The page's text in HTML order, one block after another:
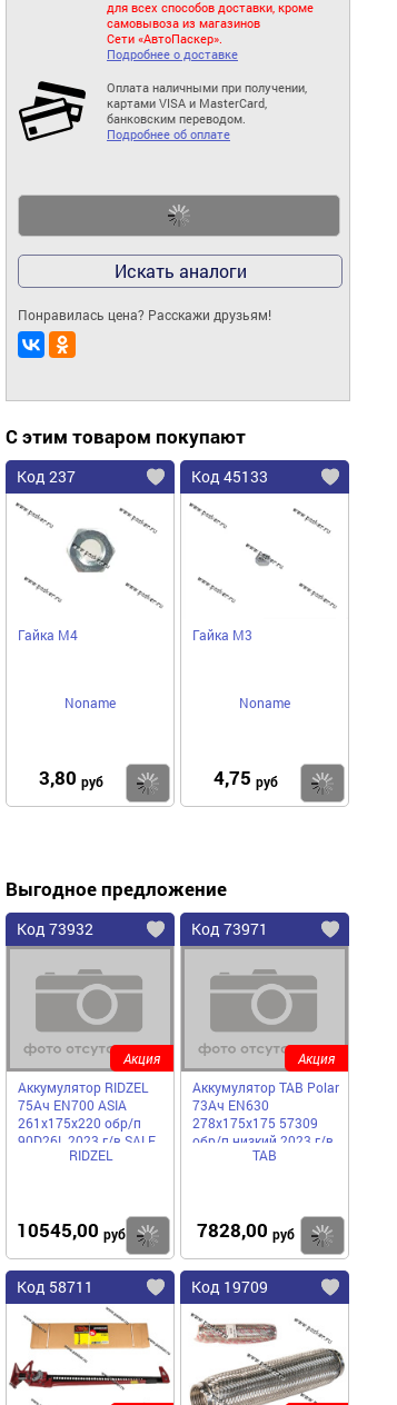
для всех способов доставки, кроме
самовывоза из магазинов
Сети «АвтоПаскер».
Подробнее о доставке
Оплата наличными при получении,
картами VISA и MasterCard,
банковским переводом.
Подробнее об оплате
Искать аналоги
Понравилась цена? Расскажи друзьям!
С этим товаром покупают
Код 237
Гайка М4
Noname
3,80 руб Купить
Код 45133
Гайка М3
Noname
4,75 руб
Выгодное предложение
Код 73932
Аккумулятор RIDZEL
75Ач EN700 ASIA
261x175x220 обр/п
90D26L 2023 г/в SALE
RIDZEL
10545,00 руб Купить
Акция
Код 73971
Аккумулятор TAB Polar
73Ач EN630
278х175х175 57309
обр/п низкий 2023 г/в
TAB
7828,00 руб
Акция
Код 58711 Код 19709